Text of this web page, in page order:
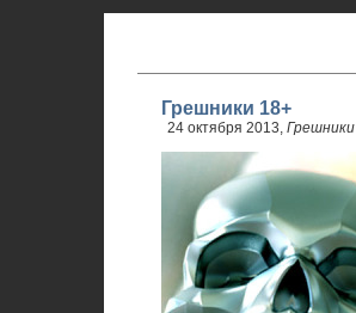
Грешники 18+
24 октября 2013, Грешники